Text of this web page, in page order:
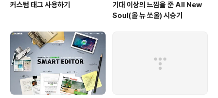
커스텀 태그 사용하기
기대 이상의 느낌을 준 All New
Soul(올 뉴 쏘울) 시승기